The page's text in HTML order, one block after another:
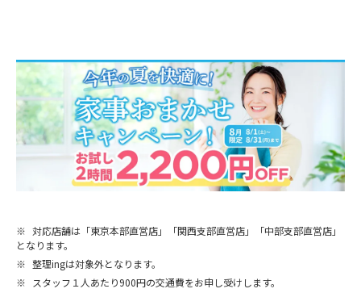
※ 対応店舗は「東京本部直営店」「関西支部直営店」「中部支部直営店」
となります。
※ 整理ingは対象外となります。
※
スタッフ１人あたり900円の交通費をお申し受けします。